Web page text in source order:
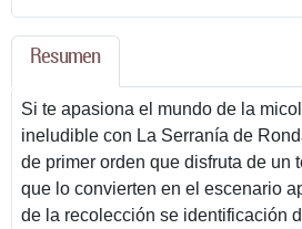
Resumen
Si te apasiona el mundo de la
ineludible con La Serranía de
de primer orden que disfruta de un
que lo convierten en el escenario
de la recolección se identificación